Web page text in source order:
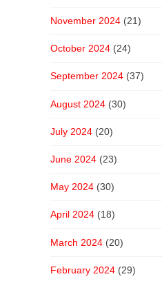
November 2024 (21)
October 2024 (24)
September 2024 (37)
August 2024 (30)
July 2024 (20)
June 2024 (23)
May 2024 (30)
April 2024 (18)
March 2024 (20)
February 2024 (29)